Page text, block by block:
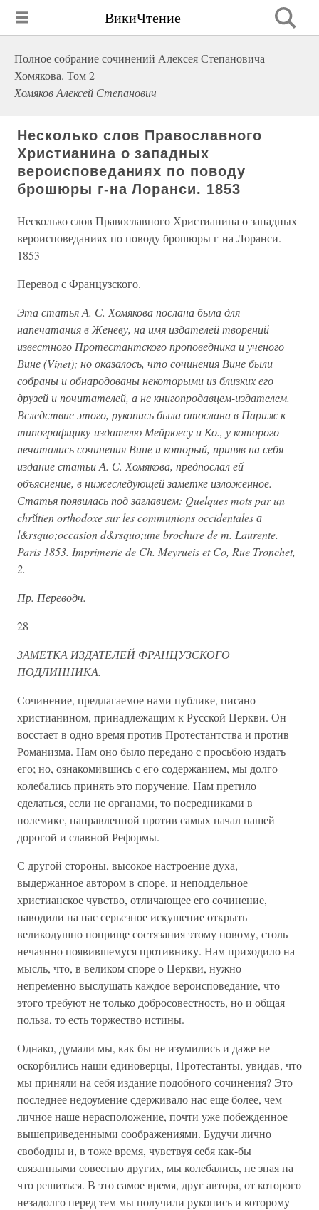
ВикиЧтение
Полное собрание сочинений Алексея Степановича
Хомякова. Том 2
Хомяков Алексей Степанович
Несколько слов Православного
Христианина о западных
вероисповеданиях по поводу
брошюры г-на Лоранси. 1853
Несколько слов Православного Христианина о западных
вероисповеданиях по поводу брошюры г-на Лоранси.
1853
Перевод с Французского.
Эта статья А. С. Хомякова послана была для
напечатания в Женеву, на имя издателей творений
известного Протестантского проповедника и ученого
Вине (Vinet); но оказалось, что сочинения Вине были
собраны и обнародованы некоторыми из близких его
друзей и почитателей, а не книгопродавцем-издателем.
Вследствие этого, рукопись была отослана в Париж к
типографщику-издателю Мейрюесу и Ко., у которого
печатались сочинения Вине и который, приняв на себя
издание статьи А. С. Хомякова, предпослал ей
объяснение, в нижеследующей заметке изложенное.
Статья появилась под заглавием: Quelques mots par un
chrйtien orthodoxe sur les communions occidentales а
l&rsquo;occasion d&rsquo;une brochure de m. Laurente.
Paris 1853. Imprimerie de Ch. Meyrueis et Co, Rue Tronchet,
2.
Пр. Переводч.
28
ЗАМЕТКА ИЗДАТЕЛЕЙ ФРАНЦУЗСКОГО
ПОДЛИННИКА.
Сочинение, предлагаемое нами публике, писано
христианином, принадлежащим к Русской Церкви. Он
восстает в одно время против Протестантства и против
Романизма. Нам оно было передано с просьбою издать
его; но, ознакомившись с его содержанием, мы долго
колебались принять это поручение. Нам претило
сделаться, если не органами, то посредниками в
полемике, направленной против самых начал нашей
дорогой и славной Реформы.
С другой стороны, высокое настроение духа,
выдержанное автором в споре, и неподдельное
христианское чувство, отличающее его сочинение,
наводили на нас серьезное искушение открыть
великодушно поприще состязания этому новому, столь
нечаянно появившемуся противнику. Нам приходило на
мысль, что, в великом споре о Церкви, нужно
непременно выслушать каждое вероисповедание, что
этого требуют не только добросовестность, но и общая
польза, то есть торжество истины.
Однако, думали мы, как бы не изумились и даже не
оскорбились наши единоверцы, Протестанты, увидав, что
мы приняли на себя издание подобного сочинения? Это
последнее недоумение сдерживало нас еще более, чем
личное наше нерасположение, почти уже побежденное
вышеприведенными соображениями. Будучи лично
свободны и, в тоже время, чувствуя себя как-бы
связанными совестью других, мы колебались, не зная на
что решиться. В это самое время, друг автора, от которого
незадолго перед тем мы получили рукопись и которому